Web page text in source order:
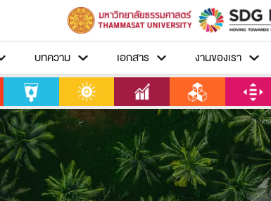
บทความ เอกสาร งานของเรา